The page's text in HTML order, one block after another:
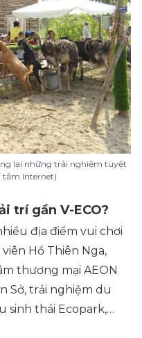
lại những trải nghiệm tuyệt
tầm Internet)
trí gần V-ECO?
địa điểm vui chơi
Hồ Thiên Nga,
thương mại AEON
Sở, trải nghiệm du
sinh thái Ecopark,…